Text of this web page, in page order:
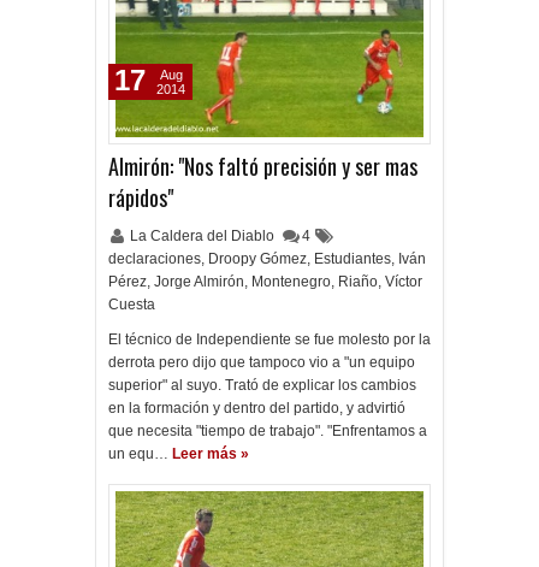
Almirón: "Nos faltó precisión y ser mas
rápidos"
La Caldera del Diablo
4
declaraciones, Droopy Gómez, Estudiantes, Iván
Pérez, Jorge Almirón, Montenegro, Riaño, Víctor
Cuesta
El técnico de Independiente se fue molesto por la
derrota pero dijo que tampoco vio a "un equipo
superior" al suyo. Trató de explicar los cambios
en la formación y dentro del partido, y advirtió
que necesita "tiempo de trabajo". "Enfrentamos a
un equ… Leer más »
17
Aug
2014